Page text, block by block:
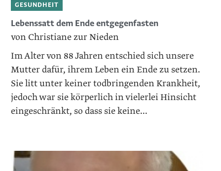
GESUNDHEIT
Lebenssatt dem Ende entgegenfasten
von Christiane zur Nieden
Im Alter von 88 Jahren entschied sich unsere
Mutter dafür, ihrem Leben ein Ende zu setzen.
Sie litt unter keiner todbringenden Krankheit,
jedoch war sie körperlich in vielerlei Hinsicht
eingeschränkt, so dass sie keine...